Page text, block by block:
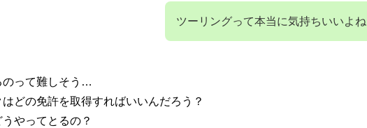
ツーリングって本当に気持ちいいよね
のって難しそう…
どの免許を取得すればいいんだろう？
やってとるの？